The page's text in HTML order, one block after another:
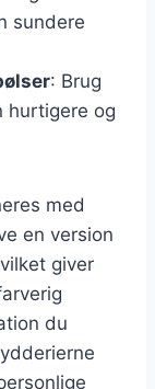
sundere
: Brug
hurtigere og
med
en version
giver
du